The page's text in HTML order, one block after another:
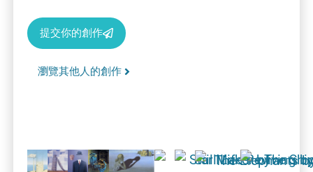
提交你的創作
瀏覽其他人的創作